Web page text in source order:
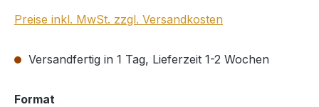
Preise inkl. MwSt. zzgl. Versandkosten
Versandfertig in 1 Tag, Lieferzeit 1-2 Wochen
Format